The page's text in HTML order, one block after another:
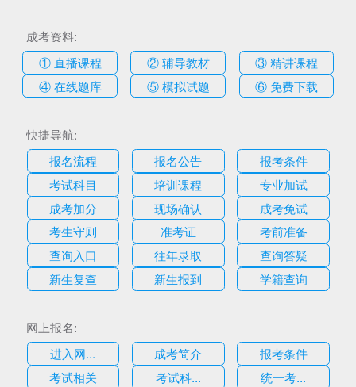
成考资料:
① 直播课程
② 辅导教材
③ 精讲课程
④ 在线题库
⑤ 模拟试题 ⑥ 免费下载
快捷导航:
报名流程
报名公告
报考条件
考试科目
培训课程
专业加试
成考加分
现场确认
成考免试
考生守则
准考证
考前准备
查询入口
往年录取
查询答疑
新生复查
新生报到 学籍查询
网上报名:
进入网...
成考简介
报考条件
考试相关
考试科...
统一考...